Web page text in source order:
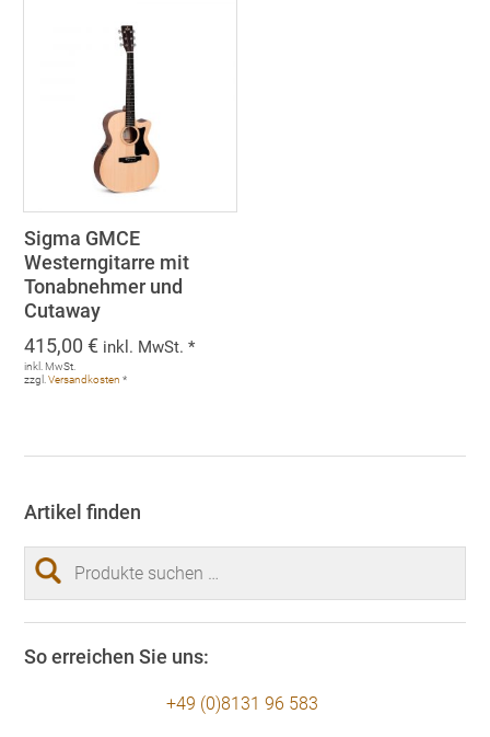
Sigma GMCE
Westerngitarre mit
Tonabnehmer und
Cutaway
415,00€ inkl. MwSt. *
inkl. MwSt.
zzgl.Versandkosten *
Artikel finden
Suchen
nach:
So erreichen Sie uns:
+49 (0)8131 96 583